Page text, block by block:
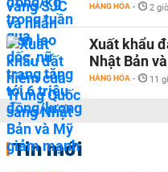
HÀNG HÓA - 2
Xuất khẩu
Nhật Bản
HÀNG HÓA - 11
Tin mới